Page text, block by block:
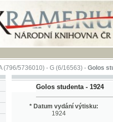
5736010) -G(6/16563) -Golos studenta
Golos studenta - 1924
* Datum vydání výtisku:
1924
* Číslo stránky: